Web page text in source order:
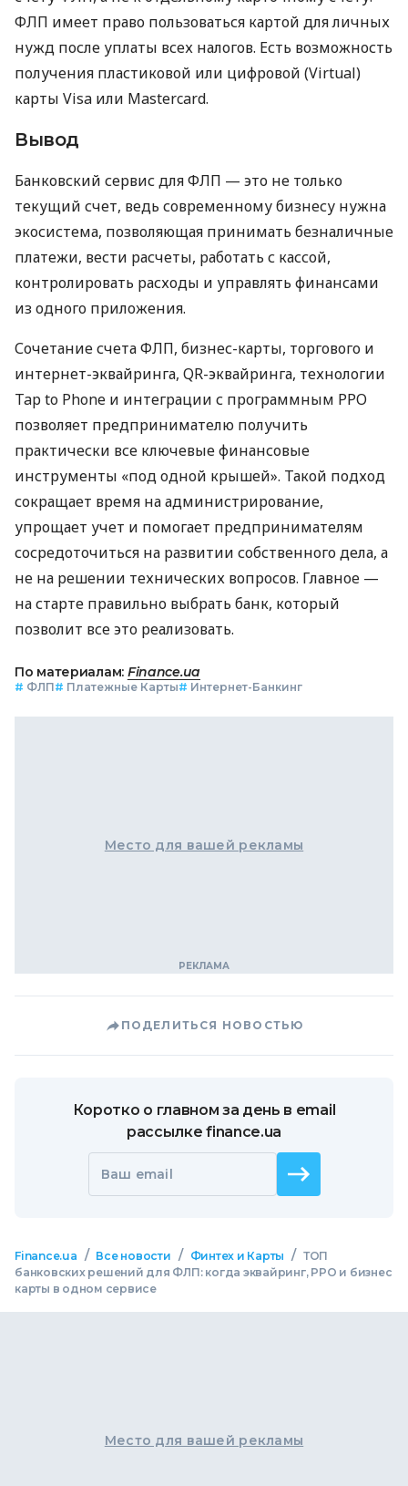
ФЛП имеет право пользоваться картой для личных
нужд после уплаты всех налогов. Есть возможность
получения пластиковой или цифровой (Virtual)
карты Visa или Mastercard.
Вывод
Банковский сервис для ФЛП — это не только
текущий счет, ведь современному бизнесу нужна
экосистема, позволяющая принимать безналичные
платежи, вести расчеты, работать с кассой,
контролировать расходы и управлять финансами
из одного приложения.
Сочетание счета ФЛП, бизнес-карты, торгового и
интернет-эквайринга, QR-эквайринга, технологии
Tap to Phone и интеграции с программным РРО
позволяет предпринимателю получить
практически все ключевые финансовые
инструменты «под одной крышей». Такой подход
сокращает время на администрирование,
упрощает учет и помогает предпринимателям
сосредоточиться на развитии собственного дела, а
не на решении технических вопросов. Главное —
на старте правильно выбрать банк, который
позволит все это реализовать.
По материалам: Finance.ua
# ФЛП# Платежные Карты# Интернет-Банкинг
Место для вашей рекламы
ПОДЕЛИТЬСЯ НОВОСТЬЮ
Коротко о главном за день в email
рассылке finance.ua
Ваш email
Finance.ua / Все новости / Финтех и Карты / ТОП
банковских решений для ФЛП: когда эквайринг, РРО и бизнес
карты в одном сервисе
Место для вашей рекламы